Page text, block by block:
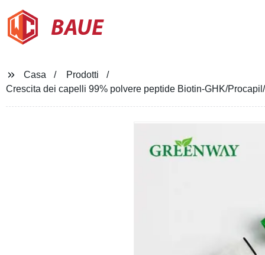
BAUE
Casa
Prodotti
Crescita dei capelli 99% polvere peptide Biotin-GHK/